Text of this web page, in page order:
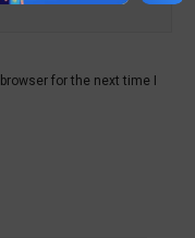
for the next time I